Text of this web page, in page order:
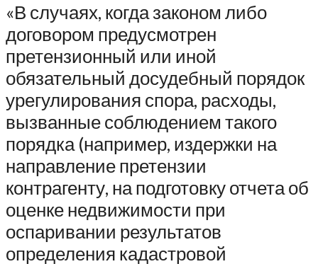
«В случаях, когда законом либо
договором предусмотрен
претензионный или иной
обязательный досудебный порядок
урегулирования спора, расходы,
вызванные соблюдением такого
порядка (например, издержки на
направление претензии
контрагенту, на подготовку отчета об
оценке недвижимости при
оспаривании результатов
определения кадастровой